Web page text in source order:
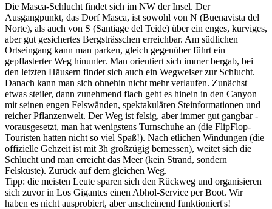
Die Masca-Schlucht findet sich im NW der Insel. Der
Ausgangpunkt, das Dorf Masca, ist sowohl von N (Buenavista del
Norte), als auch von S (Santiage del Teide) über ein enges, kurviges,
aber gut gesichertes Bergsträsschen erreichbar. Am südlichen
Ortseingang kann man parken, gleich gegenüber führt ein
gepflasterter Weg hinunter. Man orientiert sich immer bergab, bei
den letzten Häusern findet sich auch ein Wegweiser zur Schlucht.
Danach kann man sich ohnehin nicht mehr verlaufen. Zunächst
etwas steiler, dann zunehmend flach geht es hinein in den Canyon
mit seinen engen Felswänden, spektakulären Steinformationen und
reicher Pflanzenwelt. Der Weg ist felsig, aber immer gut gangbar -
vorausgesetzt, man hat wenigstens Turnschuhe an (die FlipFlop-
Touristen hatten nicht so viel Spaß!). Nach etlichen Windungen (die
offizielle Gehzeit ist mit 3h großzügig bemessen), weitet sich die
Schlucht und man erreicht das Meer (kein Strand, sondern
Felsküste). Zurück auf dem gleichen Weg.
Tipp: die meisten Leute sparen sich den Rückweg und organisieren
sich zuvor in Los Gigantes einen Abhol-Service per Boot. Wir
haben es nicht ausprobiert, aber anscheinend funktioniert's!